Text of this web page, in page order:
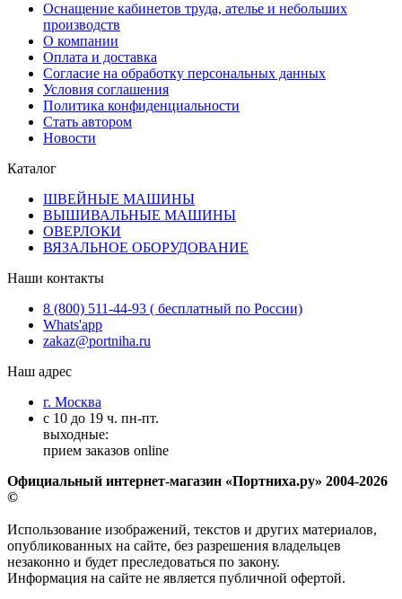
Оснащение кабинетов труда, ателье и небольших
производств
О компании
Оплата и доставка
Согласие на обработку персональных данных
Условия соглашения
Политика конфиденциальности
Стать автором
Новости
Каталог
ШВЕЙНЫЕ МАШИНЫ
ВЫШИВАЛЬНЫЕ МАШИНЫ
ОВЕРЛОКИ
ВЯЗАЛЬНОЕ ОБОРУДОВАНИЕ
Наши контакты
8 (800) 511-44-93 ( бесплатный по России)
Whats'app
zakaz@portniha.ru
Наш адрес
г. Москва
с 10 до 19 ч. пн-пт.
выходные:
прием заказов online
Официальный интернет-магазин «Портниха.ру» 2004-2026
©
Использование изображений, текстов и других материалов,
опубликованных на сайте, без разрешения владельцев
незаконно и будет преследоваться по закону.
Информация на сайте не является публичной офертой.